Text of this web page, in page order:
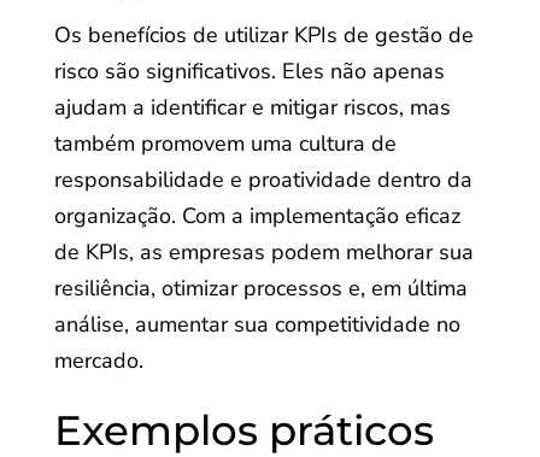
Os benefícios de utilizar KPIs de gestão de
risco são significativos. Eles não apenas
ajudam a identificar e mitigar riscos, mas
também promovem uma cultura de
responsabilidade e proatividade dentro da
organização. Com a implementação eficaz
de KPIs, as empresas podem melhorar sua
resiliência, otimizar processos e, em última
análise, aumentar sua competitividade no
mercado.
Exemplos práticos